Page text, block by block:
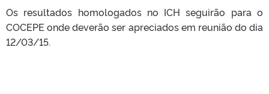
Os resultados homologados no ICH seguirão para o
COCEPE onde deverão ser apreciados em reunião do dia
12/03/15.